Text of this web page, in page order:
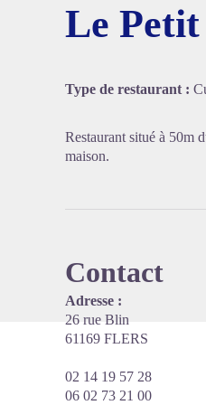
Le
Type de restaurant :
Restaurant situé à 50m
maison.
Contact
Adresse :
26 rue Blin
61169 FLERS
02 14 19 57 28
06 02 73 21 00